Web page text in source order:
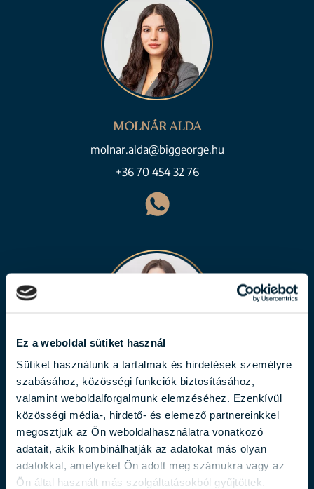
Ez a weboldal sütiket használ
Sütiket használunk a tartalmak és hirdetések személyre
szabásához, közösségi funkciók biztosításához,
valamint weboldalforgalmunk elemzéséhez. Ezenkívül
közösségi média-, hirdető- és elemező partnereinkkel
megosztjuk az Ön weboldalhasználatra vonatkozó
adatait, akik kombinálhatják az adatokat más olyan
adatokkal, amelyeket Ön adott meg számukra vagy az
Ön által használt más szolgáltatásokból gyűjtöttek.
MOLNÁR ALDA
molnar.alda@biggeorge.hu
+36 70 454 32 76
LÁBODI FLÓRA
labodi.flora@biggeorge.hu
+36 70 454 30 48